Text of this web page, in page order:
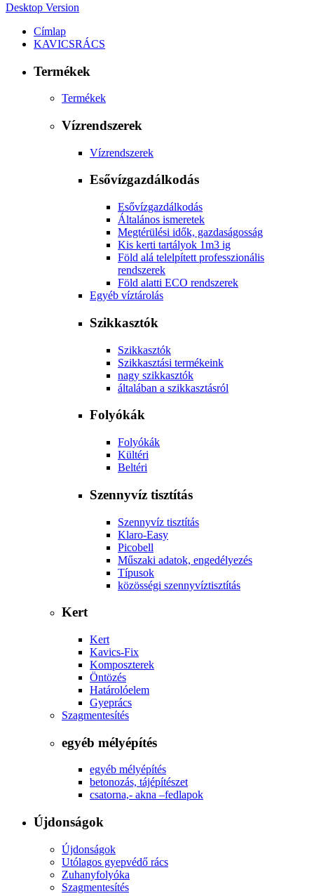
Desktop Version
Címlap
KAVICSRÁCS
Termékek
Termékek
Vízrendszerek
Vízrendszerek
Esővízgazdálkodás
Esővízgazdálkodás
Általános ismeretek
Megtérülési idők, gazdaságosság
Kis kerti tartályok 1m3 ig
Föld alá telelpített professzionális
rendszerek
Föld alatti ECO rendszerek
Egyéb víztárolás
Szikkasztók
Szikkasztók
Szikkasztási termékeink
nagy szikkasztók
általában a szikkasztásról
Folyókák
Folyókák
Kültéri
Beltéri
Szennyvíz tisztítás
Szennyvíz tisztítás
Klaro-Easy
Picobell
Műszaki adatok, engedélyezés
Típusok
közösségi szennyvíztisztítás
Kert
Kert
Kavics-Fix
Komposzterek
Öntözés
Határolóelem
Gyeprács
Szagmentesítés
egyéb mélyépítés
egyéb mélyépítés
betonozás, tájépítészet
csatorna,- akna –fedlapok
Újdonságok
Újdonságok
Utólagos gyepvédő rács
Zuhanyfolyóka
Szagmentesítés